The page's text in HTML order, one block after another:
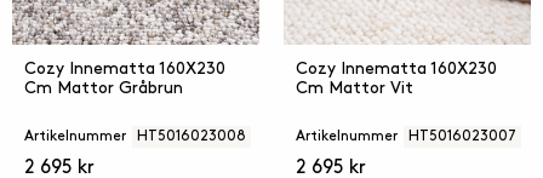
Cozy Innematta 160X230
Cm Mattor Gråbrun
Artikelnummer HT5016023008
2 695 kr
Cozy Innematta 160X230
Cm Mattor Vit
Artikelnummer HT5016023007
2 695 kr